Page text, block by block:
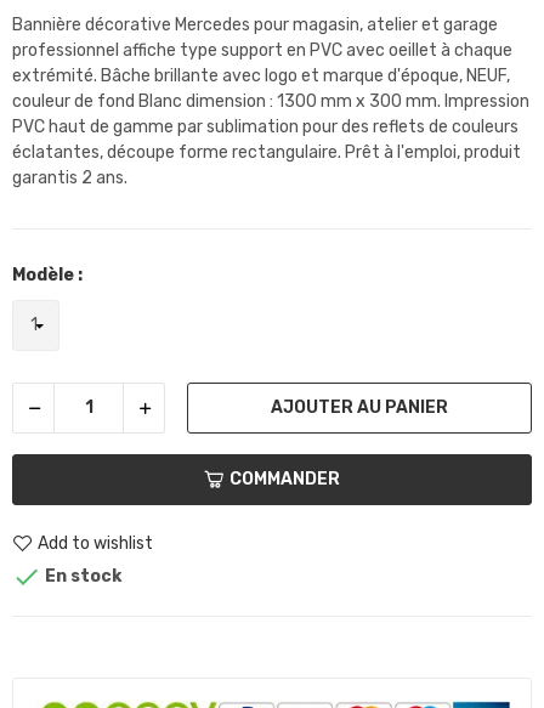
Bannière décorative Mercedes pour magasin, atelier et garage
professionnel affiche type support en PVC avec oeillet à chaque
extrémité. Bâche brillante avec logo et marque d'époque, NEUF,
couleur de fond Blanc dimension : 1300 mm x 300 mm. Impression
PVC haut de gamme par sublimation pour des reflets de couleurs
éclatantes, découpe forme rectangulaire. Prêt à l'emploi, produit
garantis 2 ans.
Modèle :
AJOUTER AU PANIER
COMMANDER
Add to wishlist
 En stock